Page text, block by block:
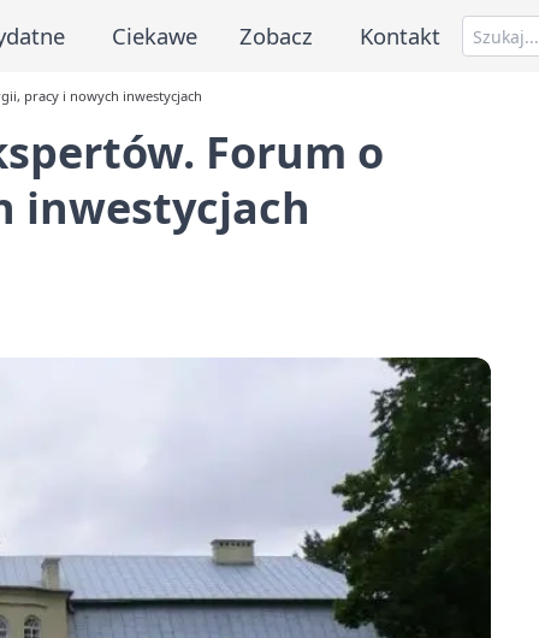
Ciekawe Zobacz Kontakt
pracy i nowych inwestycjach
Forum o
inwestycjach